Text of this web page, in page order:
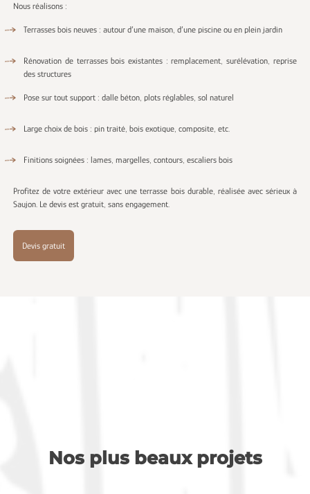
Nous réalisons :
Terrasses bois neuves : autour d’une maison, d’une piscine ou en plein jardin
Rénovation de terrasses bois existantes : remplacement, surélévation, reprise
des structures
Pose sur tout support : dalle béton, plots réglables, sol naturel
Large choix de bois : pin traité, bois exotique, composite, etc.
Finitions soignées : lames, margelles, contours, escaliers bois
Profitez de votre extérieur avec une terrasse bois durable, réalisée avec sérieux à
Saujon. Le devis est gratuit, sans engagement.
Devis gratuit
Nos plus beaux projets